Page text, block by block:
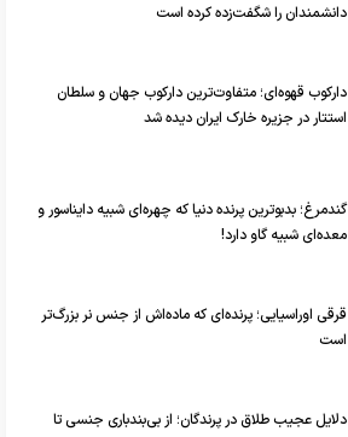
دانشمندان را شگفت‌زده کرده است
دارکوب قهوه‌ای؛ متفاوت‌ترین دارکوب جهان و سلطان
استتار در جزیره خارک ایران دیده شد
گندمرغ؛ بدبوترین پرنده دنیا که چهره‌ای شبیه دایناسور و
معده‌ای شبیه گاو دارد!
قرقی اوراسیایی؛ پرنده‌ای که ماده‌اش از جنس نر بزرگ‌تر
است
دلایل عجیب طلاق در پرندگان؛ از بی‌بندباری جنسی تا